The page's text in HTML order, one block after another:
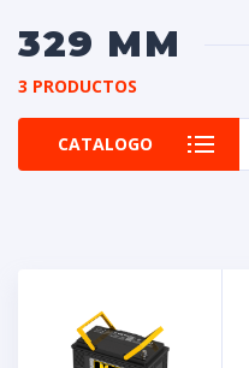
329 MM
3 PRODUCTOS
CATALOGO